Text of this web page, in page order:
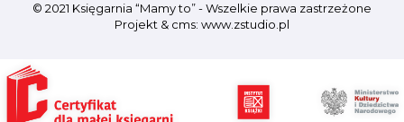
© 2021 Księgarnia “Mamy to” - Wszelkie prawa zastrzeżone
Projekt & cms: www.zstudio.pl